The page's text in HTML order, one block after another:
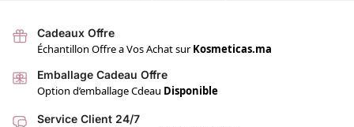
Cadeaux Offre
Échantillon Offre a Vos Achat surKosmeticas.ma
Emballage Cadeau Offre
Option d’emballage Cdeau Disponible
Service Client 24/7